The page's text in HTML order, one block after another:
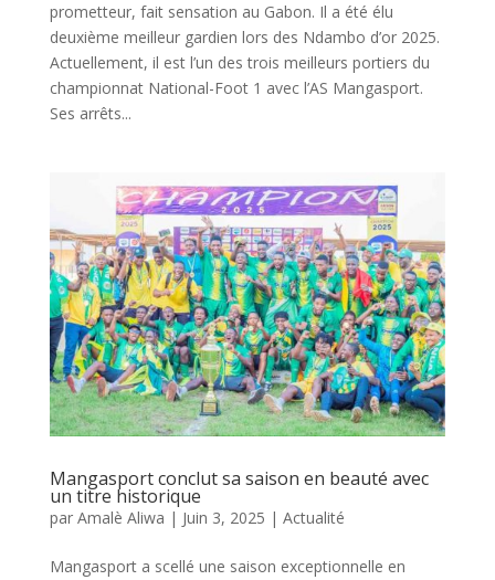
prometteur, fait sensation au Gabon. Il a été élu
deuxième meilleur gardien lors des Ndambo d’or 2025.
Actuellement, il est l’un des trois meilleurs portiers du
championnat National-Foot 1 avec l’AS Mangasport.
Ses arrêts...
Mangasport conclut sa saison en beauté avec
un titre historique
par Amalè Aliwa | Juin 3, 2025 | Actualité
Mangasport a scellé une saison exceptionnelle en